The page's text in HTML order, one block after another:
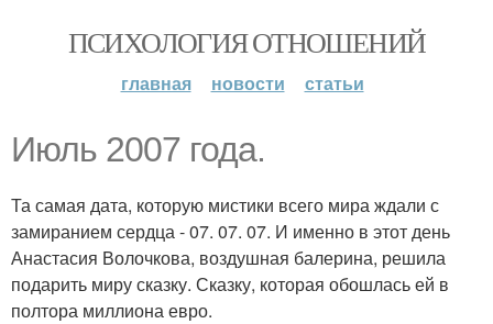
ПСИХОЛОГИЯ ОТНОШЕНИЙ
главная новости статьи
Июль 2007 года.
Та самая дата, которую мистики всего мира ждали с
замиранием сердца - 07. 07. 07. И именно в этот день
Анастасия Волочкова, воздушная балерина, решила
подарить миру сказку. Сказку, которая обошлась ей в
полтора миллиона евро.